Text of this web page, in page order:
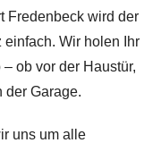
Fredenbeck wird der
einfach. Wir holen Ihr
ob vor der Haustür,
der Garage.
uns um alle